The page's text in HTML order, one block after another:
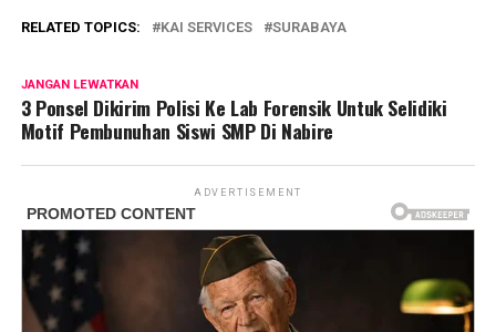
RELATED TOPICS: KAI SERVICES SURABAYA
JANGAN LEWATKAN
3 Ponsel Dikirim Polisi Ke Lab Forensik Untuk Selidiki
Motif Pembunuhan Siswi SMP Di Nabire
ADVERTISEMENT